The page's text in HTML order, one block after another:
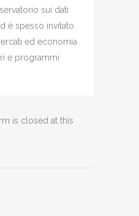
sui dati
è spesso invitato
ed economia
e programmi
is closed at this